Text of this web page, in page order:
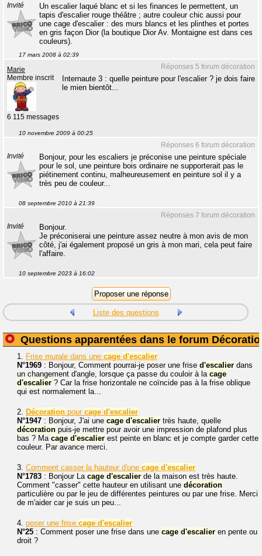
Invité
Un escalier laqué blanc et si les finances le permettent, un
tapis d'escalier rouge théâtre ; autre couleur chic aussi pour
une cage d'escalier : des murs blancs et les plinthes et portes
en gris façon Dior (la boutique Dior Av. Montaigne est dans ces
couleurs).
17 mars 2008 à 02:39
Réponses 5 forum décoration
Marie
Membre inscrit
6 115 messages
Internaute 3 : quelle peinture pour l'escalier ? je dois faire
le mien bientôt...
10 novembre 2009 à 00:25
Réponses 6 forum décoration
Invité
Bonjour, pour les escaliers je préconise une peinture spéciale
pour le sol, une peinture bois ordinaire ne supporterait pas le
piétinement continu, malheureusement en peinture sol il y a
très peu de couleur...
08 septembre 2010 à 21:39
Réponses 7 forum décoration
Invité
Bonjour.
Je préconiserai une peinture assez neutre à mon avis de mon
côté, j'ai également proposé un gris à mon mari, cela peut faire
l'affaire.
10 septembre 2023 à 16:02
Liste des questions
Questions apparentées dans le forum
1. Frise murale dans une cage d'escalier
N°1969 : Bonjour, Comment pourrai-je poser une frise d'escalier dans
un changement d'angle, lorsque ça passe du couloir à la cage
d'escalier ? Car la frise horizontale ne coïncide pas à la frise oblique
qui est normalement la...
2. Décoration pour cage d'escalier
N°1947 : Bonjour, J'ai une cage d'escalier très haute, quelle
décoration puis-je mettre pour avoir une impression de plafond plus
bas ? Ma cage d'escalier est peinte en blanc et je compte garder cette
couleur. Par avance merci.
3. Comment casser la hauteur d'une cage d'escalier
N°1783 : Bonjour La cage d'escalier de la maison est très haute.
Comment "casser" cette hauteur en utilisant une décoration
particulière ou par le jeu de différentes peintures ou par une frise. Merci
de m'aider car je suis un peu...
4. poser une frise cage d'escalier
N°25 : Comment poser une frise dans une cage d'escalier en pente ou
droit ?